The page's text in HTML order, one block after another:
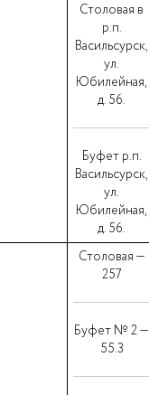
Столовая в
р.п.
Васильсурск,
ул.
Юбилейная,
д. 56.
Буфет р.п.
Васильсурск,
ул.
Юбилейная,
д. 56.
Столовая —
257
Буфет № 2 —
55.3